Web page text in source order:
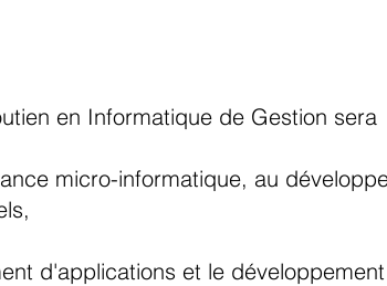
en Informatique de Gestion sera
micro-informatique, au
d'applications et le